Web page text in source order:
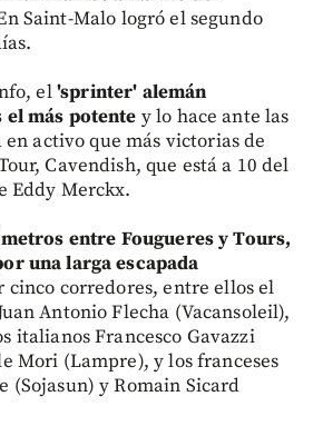
Saint-Malo logró el segundo
el'sprinter' alemán
el más potente y lo hace ante las
activo que más victorias de
Cavendish, que está a 10 del
Eddy Merckx.
entre Fougueres y Tours,
una larga escapada
cinco corredores, entre ellos el
Antonio Flecha (Vacansoleil),
italianos Francesco Gavazzi
Mori (Lampre), y los franceses
(Sojasun) y Romain Sicard